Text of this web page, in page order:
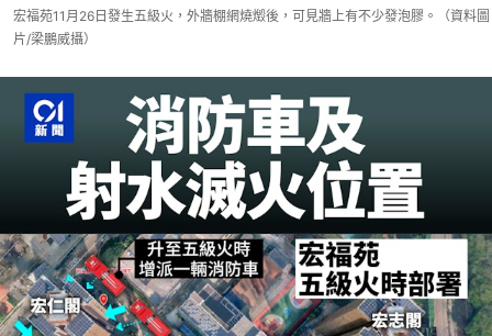
宏福苑11月26日發生五級火，外牆棚網燒燬後，可見牆上有不少發泡膠。（資料圖
片/梁鵬威攝）